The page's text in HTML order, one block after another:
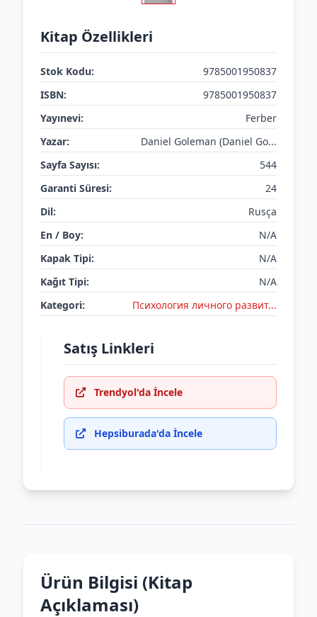
Kitap Özellikleri
Stok Kodu:
9785001950837
ISBN:
9785001950837
Yayınevi:
Ferber
Yazar:
Daniel Goleman (Daniel Go...
Sayfa Sayısı:
544
Garanti Süresi:
24
Dil:
Rusça
En / Boy:
N/A
Kapak Tipi:
N/A
Kağıt Tipi:
N/A
Kategori:
Психология личного развит...
Satış Linkleri
Trendyol'da İncele
Hepsiburada'da İncele
Ürün Bilgisi (Kitap
Açıklaması)